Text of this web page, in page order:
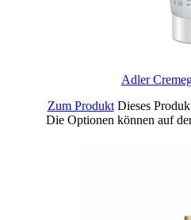
Adler
Zum Produkt Dieses
Die Optionen können auf